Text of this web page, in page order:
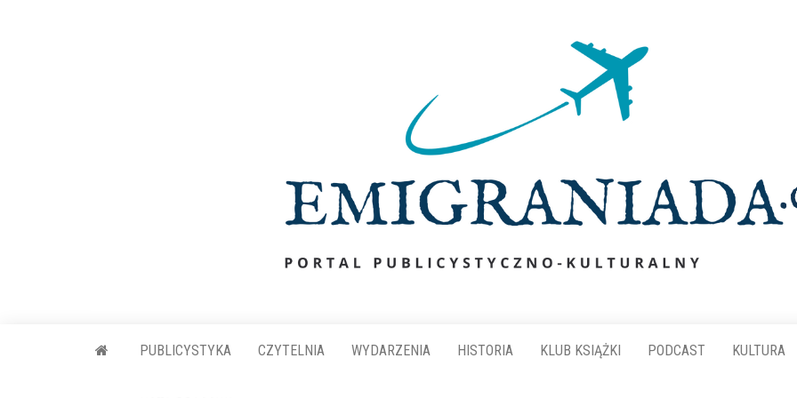
PUBLICYSTYKA CZYTELNIA WYDARZENIA HISTORIA KLUB KSIĄŻKI PODCAST KULTURA